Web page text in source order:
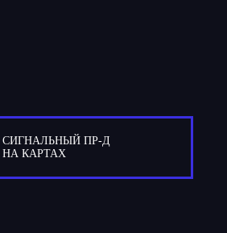
СИГНАЛЬНЫЙ ПР-Д
НА КАРТАХ